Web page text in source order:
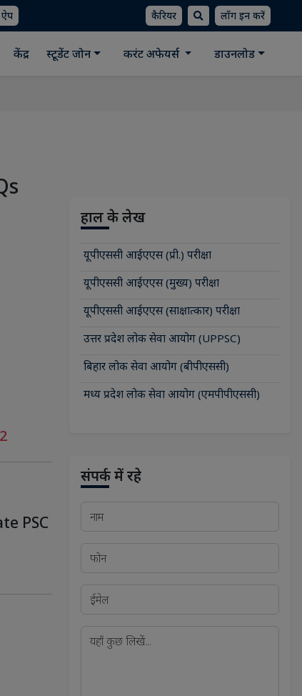
कैरियर लॉग इन करें
केंद्र स्टूडेंट जोन करंट अफेयर्स डाउनलोड
PSC
हाल के लेख
यूपीएससी आईएएस (प्री.) परीक्षा
यूपीएससी आईएएस (मुख्य) परीक्षा
यूपीएससी आईएएस (साक्षात्कार) परीक्षा
उत्तर प्रदेश लोक सेवा आयोग (UPPSC)
बिहार लोक सेवा आयोग (बीपीएससी)
मध्य प्रदेश लोक सेवा आयोग (एमपीपीएससी)
संपर्क में रहे